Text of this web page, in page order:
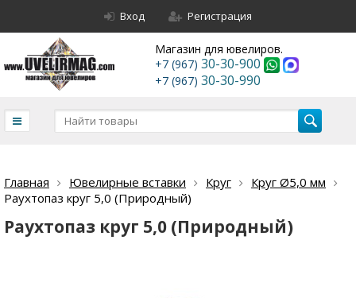
Вход Регистрация
Магазин для ювелиров.
+7 (967) 30-30-900
+7 (967) 30-30-990
Главная Ювелирные вставки Круг
Круг Ø5,0 мм
Раухтопаз круг 5,0 (Природный)
Раухтопаз круг 5,0 (Природный)